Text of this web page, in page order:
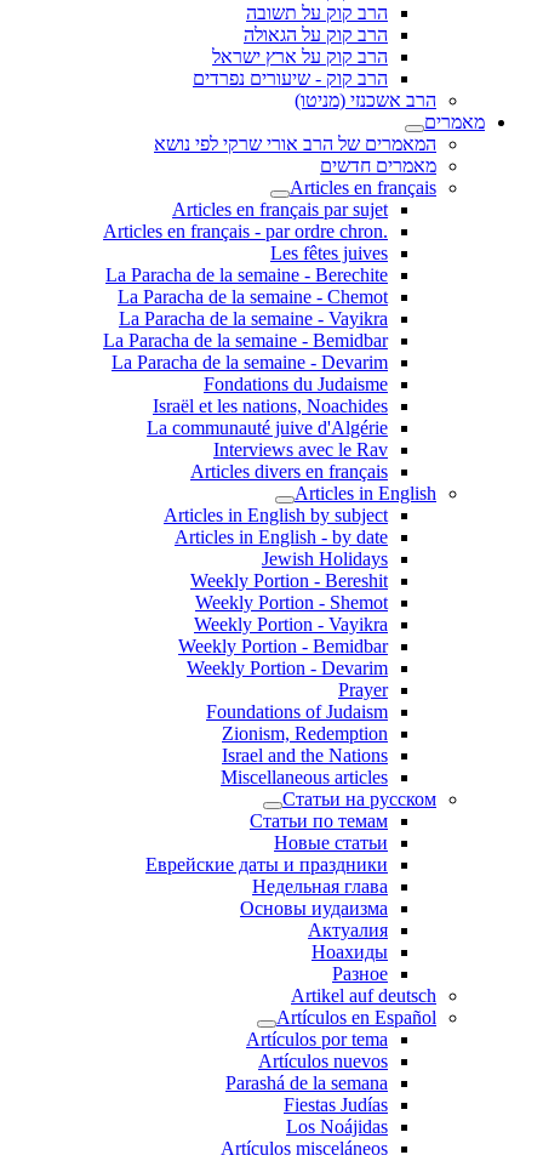
הרב קוק על תשובה
הרב קוק על הגאולה
הרב קוק על ארץ ישראל
הרב קוק - שיעורים נפרדים
הרב אשכנזי (מניטו)
מאמרים
המאמרים של הרב אורי שרקי לפי נושא
מאמרים חדשים
Articles en français
Articles en français par sujet
.Articles en français - par ordre chron
Les fêtes juives
La Paracha de la semaine - Berechite
La Paracha de la semaine - Chemot
La Paracha de la semaine - Vayikra
La Paracha de la semaine - Bemidbar
La Paracha de la semaine - Devarim
Fondations du Judaisme
Israël et les nations, Noachides
La communauté juive d'Algérie
Interviews avec le Rav
Articles divers en français
Articles in English
Articles in English by subject
Articles in English - by date
Jewish Holidays
Weekly Portion - Bereshit
Weekly Portion - Shemot
Weekly Portion - Vayikra
Weekly Portion - Bemidbar
Weekly Portion - Devarim
Prayer
Foundations of Judaism
Zionism, Redemption
Israel and the Nations
Miscellaneous articles
Статьи на русском
Статьи по темам
Новые статьи
Еврейские даты и праздники
Недельная глава
Основы иудаизма
Актуалия
Ноахиды
Разное
Artikel auf deutsch
Artículos en Español
Artículos por tema
Artículos nuevos
Parashá de la semana
Fiestas Judías
Los Noájidas
Artículos misceláneos